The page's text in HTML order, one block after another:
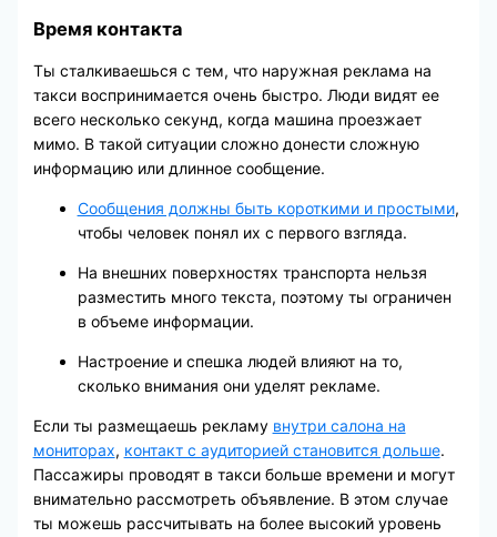
Время контакта
Ты сталкиваешься с тем, что наружная реклама на
такси воспринимается очень быстро. Люди видят ее
всего несколько секунд, когда машина проезжает
мимо. В такой ситуации сложно донести сложную
информацию или длинное сообщение.
Сообщения должны быть короткими и простыми,
чтобы человек понял их с первого взгляда.
На внешних поверхностях транспорта нельзя
разместить много текста, поэтому ты ограничен
в объеме информации.
Настроение и спешка людей влияют на то,
сколько внимания они уделят рекламе.
Если ты размещаешь рекламу внутри салона на
мониторах, контакт с аудиторией становится дольше.
Пассажиры проводят в такси больше времени и могут
внимательно рассмотреть объявление. В этом случае
ты можешь рассчитывать на более высокий уровень